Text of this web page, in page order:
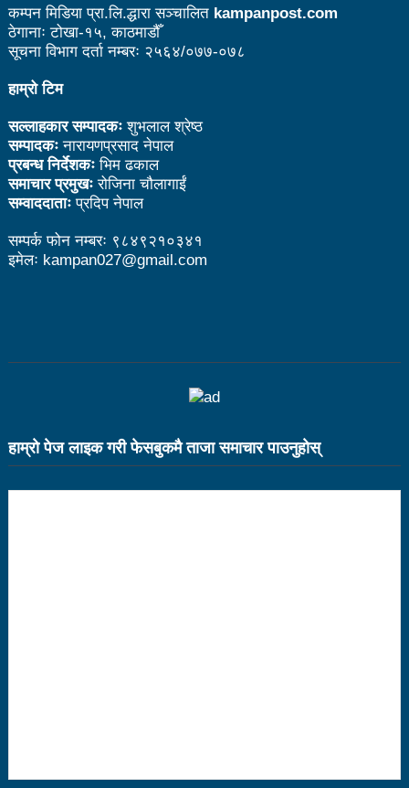
भयो काम
कविता – नानाथरी कुरा
नेपाल-चीन व्यापारले रसुवाको राजश्व संकलन चार गुणाले बढी
कृषि क्रान्तिको ‘किम्ताङ मोडल’
चिनियाँ कम्युनिस्ट पार्टीको थर्ड प्लेनम बैठक सुरु
काउन्सिल नै नबोले कसले बोल्ने: अध्यक्ष बस्नेत
सेभेन स्टार टेलिभिजनको सम्पादकमा शर्मा
भारतमा लामखुट्टेबाट सर्ने जिका भाइरसको संक्रमण पुष्टि
नदिइएको प्रतिवेदनमा (पूर्णपाठ)
तामाङ
बेलकोटगढीको चौथो नगरअधिवेसनः नीति तथा कार्यक्रम
कम्पन मिडिया प्रा.लि.द्धारा सञ्चालित kampanpost.com
ठेगानाः टोखा-१५, काठमाडौँ
सूचना विभाग दर्ता नम्बरः २५६४/०७७-०७८
हाम्रो टिम
सल्लाहकार सम्पादकःशुभलाल श्रेष्ठ
सम्पादकःनारायणप्रसाद नेपाल
प्रबन्ध निर्देशकःभिम ढकाल
समाचार प्रमुखःरोजिना चौलागाईं
सम्वाददाताःप्रदिप नेपाल
सम्पर्क फोन नम्बरः ९८४९२१०३४१
इमेलः kampan027@gmail.com
हाम्राे पेज लाइक गरी फेसबुकमै ताजा समाचार पाउनुहाेस्